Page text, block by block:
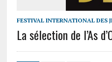
FESTIVAL INTERNATIONAL DES
La sélection de l’As